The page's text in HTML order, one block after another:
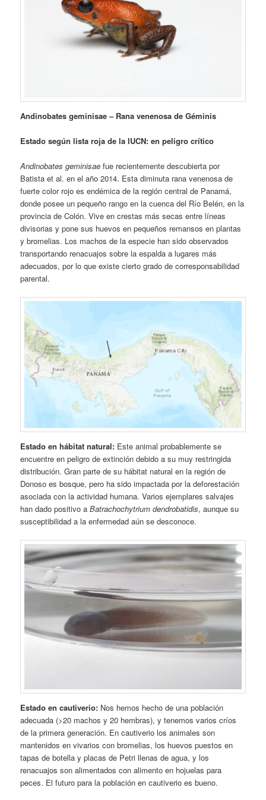
Andinobates geminisae – Rana venenosa de Géminis
Estado según lista roja de la IUCN: en peligro crítico
Andinobates geminisaefue recientemente descubierta por
Batista et al. en el año 2014. Esta diminuta rana venenosa de
fuerte color rojo es endémica de la región central de Panamá,
donde posee un pequeño rango en la cuenca del Río Belén, en la
provincia de Colón. Vive en crestas más secas entre líneas
divisorias y pone sus huevos en pequeños remansos en plantas
y bromelias. Los machos de la especie han sido observados
transportando renacuajos sobre la espalda a lugares más
adecuados, por lo que existe cierto grado de corresponsabilidad
parental.
Estado en hábitat natural: Este animal probablemente se
encuentre en peligro de extinción debido a su muy restringida
distribución. Gran parte de su hábitat natural en la región de
Donoso es bosque, pero ha sido impactada por la deforestación
asociada con la actividad humana. Varios ejemplares salvajes
han dado positivo aBatrachochytrium dendrobatidis, aunque su
susceptibilidad a la enfermedad aún se desconoce.
Estado en cautiverio: Nos hemos hecho de una población
adecuada (>20 machos y 20 hembras), y tenemos varios críos
de la primera generación. En cautiverio los animales son
mantenidos en vivarios con bromelias, los huevos puestos en
tapas de botella y placas de Petri llenas de agua, y los
renacuajos son alimentados con alimento en hojuelas para
peces. El futuro para la población en cautiverio es bueno.